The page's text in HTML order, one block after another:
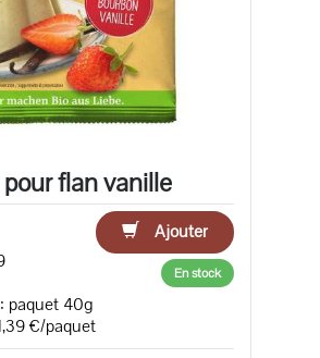
flan vanille
Ajouter
paquet 40g
€/paquet
En stock